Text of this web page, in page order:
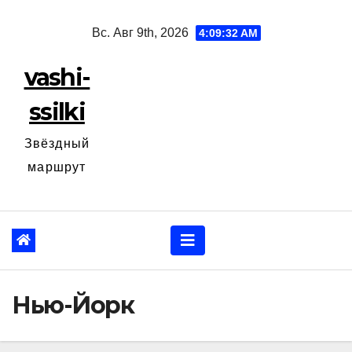
Вс. Авг 9th, 2026 4:09:33 AM
vashi-
ssilki
Звёздный
маршрут
Нью-Йорк